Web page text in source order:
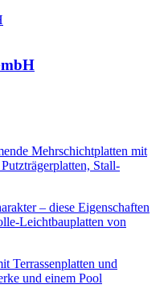
Mehrschichtplatten mit
Stall-
– diese Eigenschaften
Leichtbauplatten von